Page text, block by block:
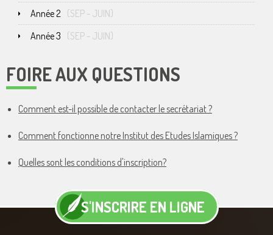
Année 2 (SEP - JUIN)
Année 3 (SEP - JUIN)
FOIRE AUX QUESTIONS
Comment est-il possible de contacter le secrétariat ?
Comment fonctionne notre Institut des Etudes Islamiques ?
Quelles sont les conditions d'inscription?
S'INSCRIRE EN LIGNE